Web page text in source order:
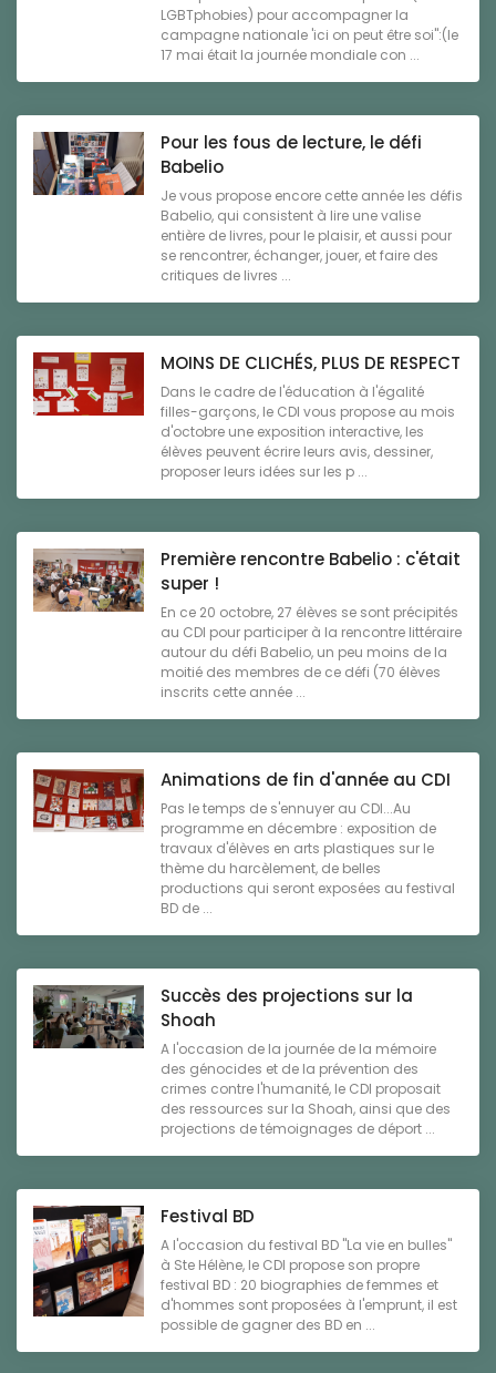
LGBTphobies) pour accompagner la
campagne nationale 'ici on peut être soi":(le
17 mai était la journée mondiale con ...
Pour les fous de lecture, le défi
Babelio
Je vous propose encore cette année les défis
Babelio, qui consistent à lire une valise
entière de livres, pour le plaisir, et aussi pour
se rencontrer, échanger, jouer, et faire des
critiques de livres ...
MOINS DE CLICHÉS, PLUS DE RESPECT
Dans le cadre de l'éducation à l'égalité
filles-garçons, le CDI vous propose au mois
d'octobre une exposition interactive, les
élèves peuvent écrire leurs avis, dessiner,
proposer leurs idées sur les p ...
Première rencontre Babelio : c'était
super !
En ce 20 octobre, 27 élèves se sont précipités
au CDI pour participer à la rencontre littéraire
autour du défi Babelio, un peu moins de la
moitié des membres de ce défi (70 élèves
inscrits cette année ...
Animations de fin d'année au CDI
Pas le temps de s'ennuyer au CDI...Au
programme en décembre : exposition de
travaux d'élèves en arts plastiques sur le
thème du harcèlement, de belles
productions qui seront exposées au festival
BD de ...
Succès des projections sur la
Shoah
A l'occasion de la journée de la mémoire
des génocides et de la prévention des
crimes contre l'humanité, le CDI proposait
des ressources sur la Shoah, ainsi que des
projections de témoignages de déport ...
Festival BD
A l'occasion du festival BD "La vie en bulles"
à Ste Hélène, le CDI propose son propre
festival BD : 20 biographies de femmes et
d'hommes sont proposées à l'emprunt, il est
possible de gagner des BD en ...